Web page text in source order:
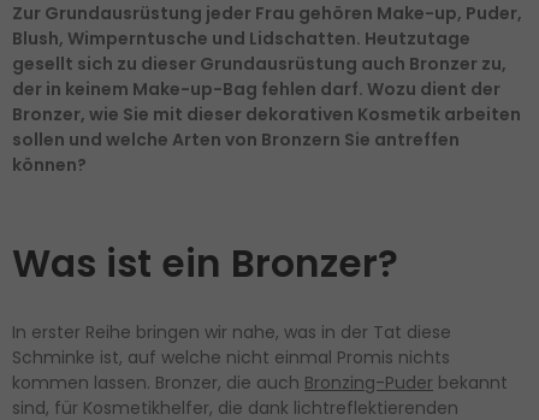
Zur Grundausrüstung jeder Frau gehören Make-up, Puder,
Blush, Wimperntusche und Lidschatten. Heutzutage
gesellt sich zu dieser Grundausrüstung auch Bronzer zu,
der in keinem Make-up-Bag fehlen darf. Wozu dient der
Bronzer, wie Sie mit dieser dekorativen Kosmetik arbeiten
sollen und welche Arten von Bronzern Sie antreffen
können?
Was ist ein Bronzer?
In erster Reihe bringen wir nahe, was in der Tat diese
Schminke ist, auf welche nicht einmal Promis nichts
kommen lassen. Bronzer, die auch Bronzing-Puder bekannt
sind, für Kosmetikhelfer, die dank lichtreflektierenden